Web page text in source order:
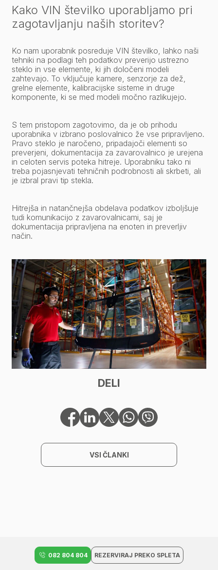
Kako VIN številko uporabljamo pri
zagotavljanju naših storitev?
Ko nam uporabnik posreduje VIN številko, lahko naši
tehniki na podlagi teh podatkov preverijo ustrezno
steklo in vse elemente, ki jih določeni modeli
zahtevajo. To vključuje kamere, senzorje za dež,
grelne elemente, kalibracijske sisteme in druge
komponente, ki se med modeli močno razlikujejo.
S tem pristopom zagotovimo, da je ob prihodu
uporabnika v izbrano poslovalnico že vse pripravljeno.
Pravo steklo je naročeno, pripadajoči elementi so
preverjeni, dokumentacija za zavarovalnico je urejena
in celoten servis poteka hitreje. Uporabniku tako ni
treba pojasnjevati tehničnih podrobnosti ali skrbeti, ali
je izbral pravi tip stekla.
Hitrejša in natančnejša obdelava podatkov izboljšuje
tudi komunikacijo z zavarovalnicami, saj je
dokumentacija pripravljena na enoten in preverljiv
način.
DELI
VSI ČLANKI
082 804 804 REZERVIRAJ PREKO SPLETA